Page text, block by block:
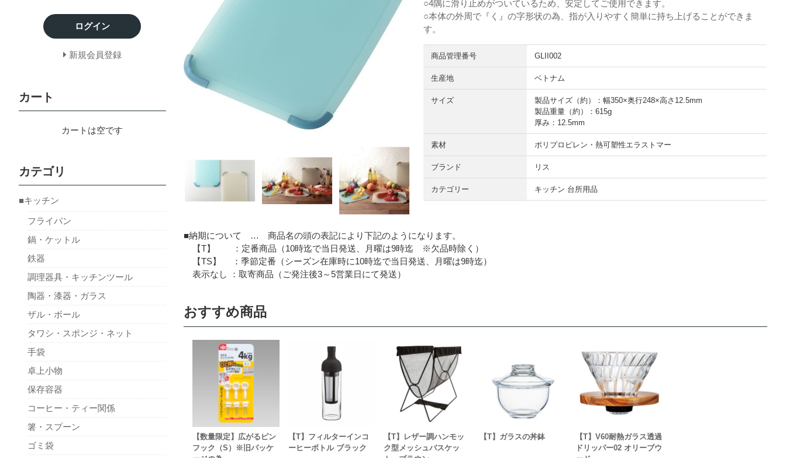
○4隅に滑り止めがついているため、安定してご使用できます。
○本体の外周で『く』の字形状の為、指が入りやすく簡単に持ち上げることができま
す。
商品管理番号 GLII002
生産地 ベトナム
サイズ
製品サイズ（約）：幅350×奥行248×高さ12.5mm
製品重量（約）：615g
厚み：12.5mm
素材 ポリプロピレン・熱可塑性エラストマー
ブランド リス
カテゴリー キッチン 台所用品
■納期について … 商品名の頭の表記により下記のようになります。
【T】 ：定番商品（10時迄で当日発送、月曜は9時迄 ※欠品時除く）
【TS】 ：季節定番（シーズン在庫時に10時迄で当日発送、月曜は9時迄）
表示なし ：取寄商品（ご発注後3～5営業日にて発送）
おすすめ商品
【数量限定】広がるピン
フック（S）※旧パッケ
【T】フィルターインコ
ーヒーボトル ブラック
【T】レザー調ハンモッ
ク型メッシュバスケッ
【T】ガラスの丼鉢
【T】V60耐熱ガラス透過
ドリッパー02 オリーブウ
ログイン
新規会員登録
カート
カートは空です
カテゴリ
■キッチン
フライパン
鍋・ケットル
鉄器
調理器具・キッチンツール
陶器・漆器・ガラス
ザル・ボール
タワシ・スポンジ・ネット
手袋
卓上小物
保存容器
コーヒー・ティー関係
箸・スプーン
ゴミ袋